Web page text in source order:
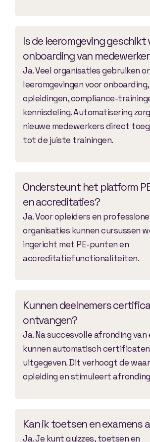
Is de leeromgeving geschikt
onboarding van
Ja. Veel organisaties gebruiken
leeromgevingen voor
opleidingen, compliance-
kennisdeling. Automatisering
nieuwe medewerkers direct
tot de juiste trainingen.
Ondersteunt het platform
en accreditaties?
Ja. Voor opleiders en
organisaties kunnen cursussen
ingericht met PE-punten en
accreditatiefunctionaliteiten.
Kunnen deelnemers
ontvangen?
Ja. Na succesvolle afronding van
kunnen automatisch
uitgegeven. Dit verhoogt de
opleiding en stimuleert
Kan ik toetsen en examens
Ja. Je kunt quizzes, toetsen en